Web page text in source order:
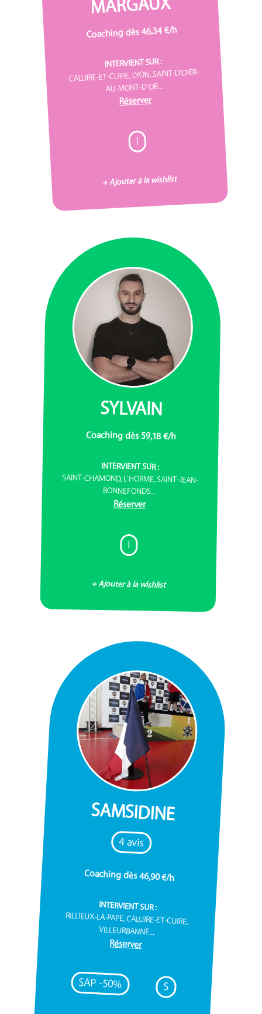
Coaching dès 46,34 €/h
INTERVIENT SUR :
CALUIRE-ET-CUIRE, LYON, SAINT-DIDIER-
AU-MONT-D'OR...
Réserver
I
+ Ajouter à la wishlist
SYLVAIN
Coaching dès 59,18 €/h
INTERVIENT SUR :
SAINT-CHAMOND, L'HORME, SAINT-JEAN-
BONNEFONDS...
Réserver
I
+ Ajouter à la wishlist
SAMSIDINE
4 avis
Coaching dès 46,90 €/h
INTERVIENT SUR :
RILLIEUX-LA-PAPE, CALUIRE-ET-CUIRE,
VILLEURBANNE...
Réserver
SAP -50% S